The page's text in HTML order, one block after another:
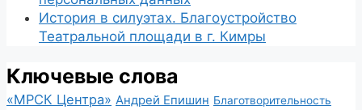
История в силуэтах. Благоустройство
Театральной площади в г. Кимры
Ключевые слова
«МРСК Центра» Андрей Епишин Благотворительность